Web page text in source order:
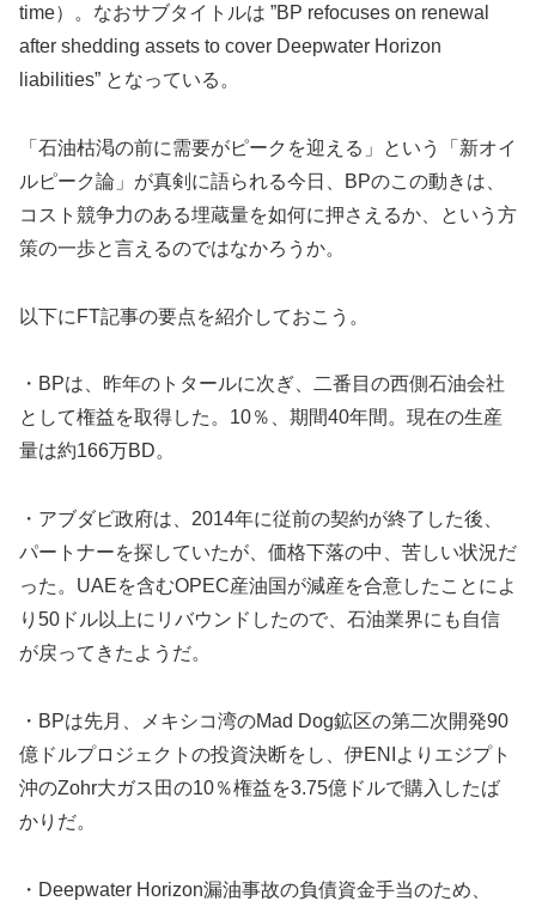
time）。なおサブタイトルは ”BP refocuses on renewal
after shedding assets to cover Deepwater Horizon
liabilities” となっている。
「石油枯渇の前に需要がピークを迎える」という「新オイ
ルピーク論」が真剣に語られる今日、BPのこの動きは、
コスト競争力のある埋蔵量を如何に押さえるか、という方
策の一歩と言えるのではなかろうか。
以下にFT記事の要点を紹介しておこう。
・BPは、昨年のトタールに次ぎ、二番目の西側石油会社
として権益を取得した。10％、期間40年間。現在の生産
量は約166万BD。
・アブダビ政府は、2014年に従前の契約が終了した後、
パートナーを探していたが、価格下落の中、苦しい状況だ
った。UAEを含むOPEC産油国が減産を合意したことによ
り50ドル以上にリバウンドしたので、石油業界にも自信
が戻ってきたようだ。
・BPは先月、メキシコ湾のMad Dog鉱区の第二次開発90
億ドルプロジェクトの投資決断をし、伊ENIよりエジプト
沖のZohr大ガス田の10％権益を3.75億ドルで購入したば
かりだ。
・Deepwater Horizon漏油事故の負債資金手当のため、